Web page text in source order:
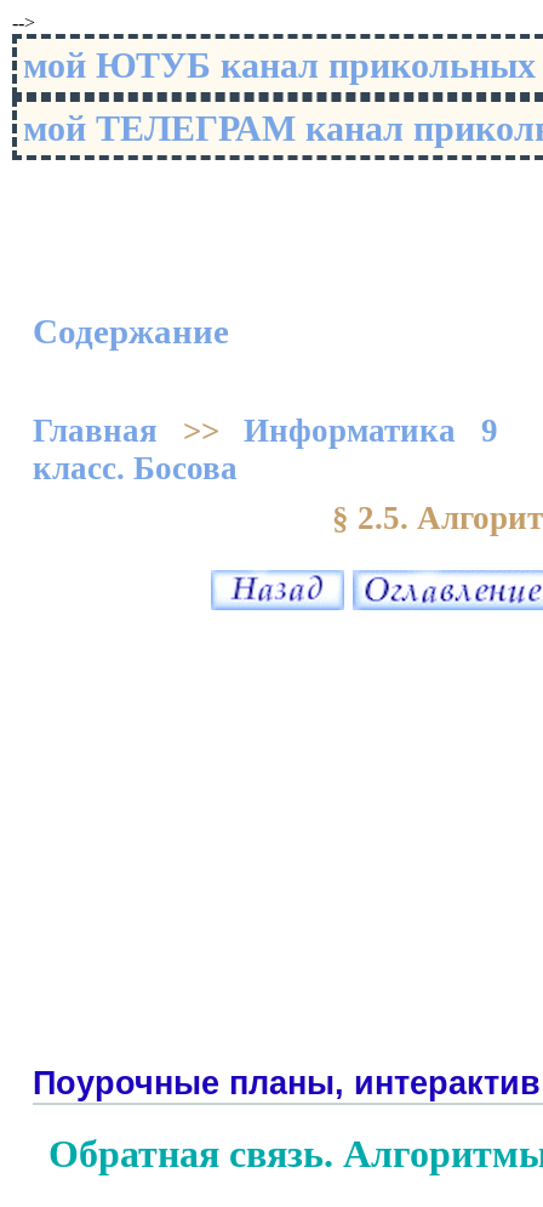
-->
мой ЮТУБ канал
мой ТЕЛЕГРАМ канал
Содержание
Главная >>Информатика 9
класс. Босова
§ 2.5.
Поурочные планы, интерактив
Обратная связь.